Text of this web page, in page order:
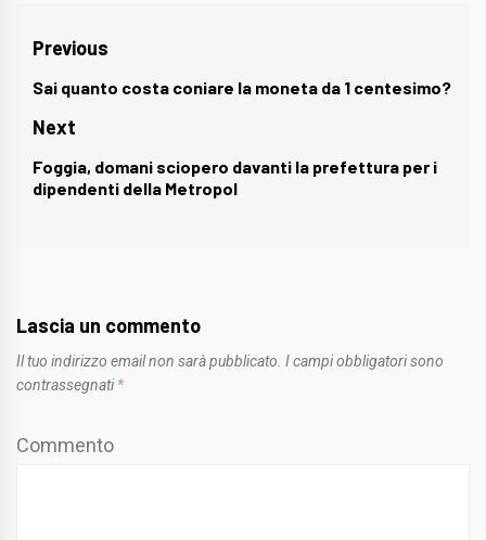
Navigazione
articoli
Previous
Previous
post:
Sai quanto costa coniare la moneta da 1 centesimo?
Next
Next
post:
Foggia, domani sciopero davanti la prefettura per i
dipendenti della Metropol
Lascia un commento
Il tuo indirizzo email non sarà pubblicato. I campi obbligatori sono
contrassegnati *
Commento